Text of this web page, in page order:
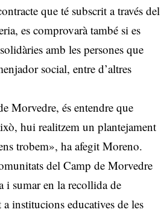
que té subscrit a través del
es comprovarà també si es
amb les persones que
social, entre d’altres
Morvedre, és entendre que
hui realitzem un plantejament
trobem», ha afegit Moreno.
del Camp de Morvedre
i sumar en la recollida de
institucions educatives de les